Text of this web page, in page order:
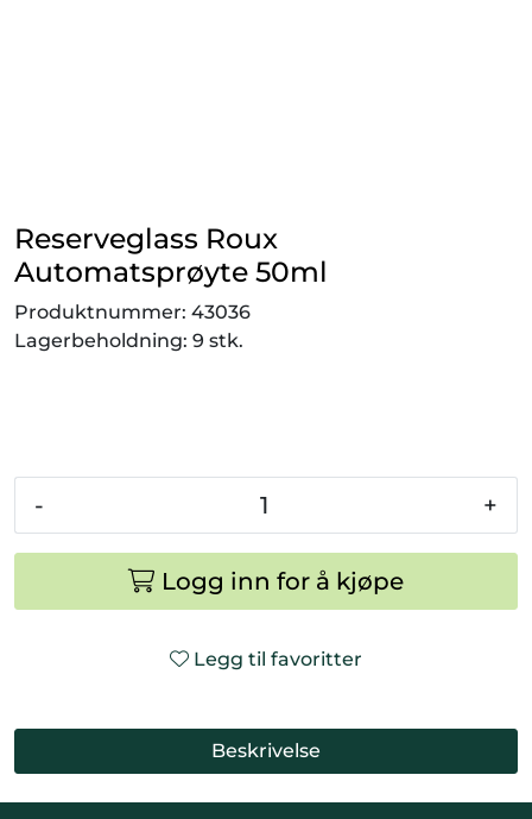
Reserveglass Roux
Automatsprøyte 50ml
Produktnummer: 43036
Lagerbeholdning: 9 stk.
- +
Logg inn for å kjøpe
Legg til favoritter
Beskrivelse
Gammalt nytt